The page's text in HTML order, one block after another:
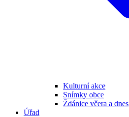
Kulturní akce
Snímky obce
Ždánice včera a dnes
Úřad